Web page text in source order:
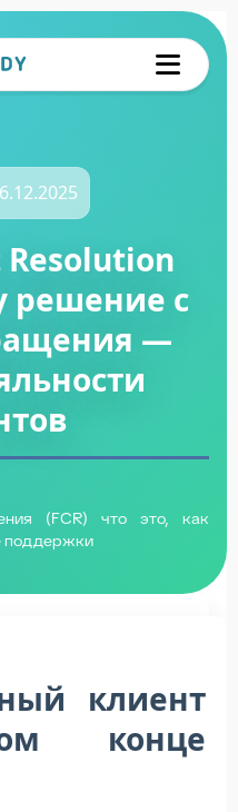
решение с
—
(FCR) что это, как
поддержки
клиент
конце